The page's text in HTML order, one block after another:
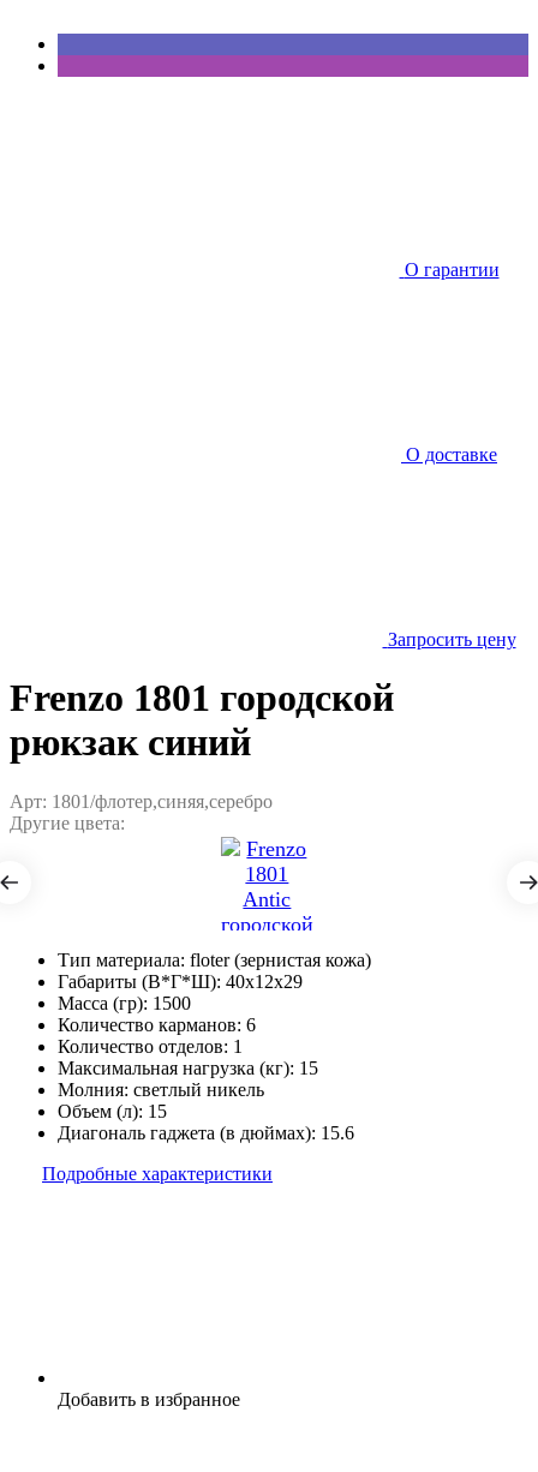
О гарантии
О доставке
Запросить цену
Frenzo 1801 городской
рюкзак синий
Арт: 1801/флотер,синяя,серебро
Другие цвета:
Тип материала: floter (зернистая кожа)
Габариты (В*Г*Ш): 40x12x29
Масса (гр): 1500
Количество карманов: 6
Количество отделов: 1
Максимальная нагрузка (кг): 15
Молния: светлый никель
Объем (л): 15
Диагональ гаджета (в дюймах): 15.6
Подробные характеристики
Добавить в избранное